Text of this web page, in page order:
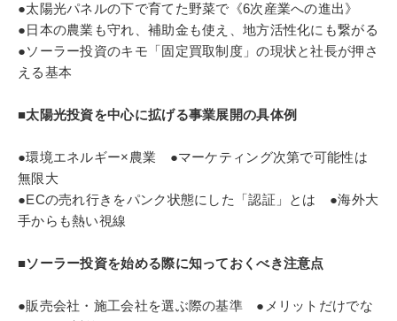
れ、パネルの下で自ら生産した無農薬の小麦を使っ
た高級パン屋も展開。太陽光発電を中心に、売電・
農業・養豚加工・観光農園・養蜂・パン屋と多岐に
わたる事業展開を実践する。
●太陽光パネルの下で育てた野菜で《6次産業への進出》
●日本の農業も守れ、補助金も使え、地方活性化にも繋がる
●ソーラー投資のキモ「固定買取制度」の現状と社長が押さ
える基本
■太陽光投資を中心に拡げる事業展開の具体例
●環境エネルギー×農業 ●マーケティング次第で可能性は
無限大
●ECの売れ行きをパンク状態にした「認証」とは ●海外大
手からも熱い視線
■ソーラー投資を始める際に知っておくべき注意点
●販売会社・施工会社を選ぶ際の基準 ●メリットだけでな